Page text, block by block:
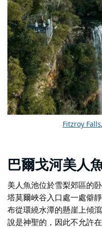
Fitzroy Falls
巴爾戈河美人
美人魚池位於雪梨郊區的
塔莫爾峽谷入口處一處僻
布從環繞水潭的懸崖上傾
說是神聖的，因此不允許